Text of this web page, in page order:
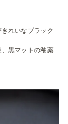
れいなブラック
黒マットの釉薬